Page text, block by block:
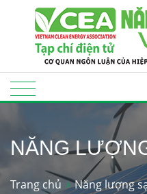
NĂNG
Trang chủ Năng lượng